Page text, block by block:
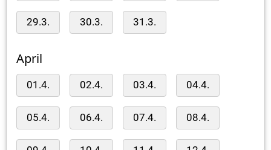
29.3. 30.3. 31.3.
April
01.4. 02.4. 03.4. 04.4.
05.4. 06.4. 07.4. 08.4.